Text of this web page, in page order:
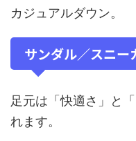
カジュアルダウン。
サンダル／スニー
足元は「快適さ」と
れます。